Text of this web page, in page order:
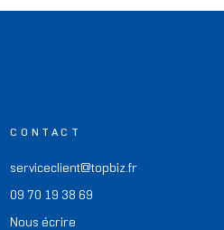
CONTACT
serviceclient@topbiz.fr
09 70 19 38 69
Nous écrire